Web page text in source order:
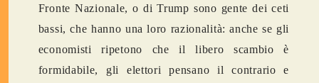
Fronte Nazionale, o di Trump sono gente dei ceti
bassi, che hanno una loro razionalità: anche se gli
economisti ripetono che il libero scambio è
formidabile, gli elettori pensano il contrario e